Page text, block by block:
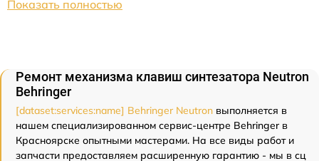
Показать полностью
Ремонт механизма клавиш синтезатора Neutron
Behringer
[dataset:services:name] Behringer Neutron выполняется в
нашем специализированном сервис-центре Behringer в
Красноярске опытными мастерами. На все виды работ и
запчасти предоставляем расширенную гарантию - мы в сц